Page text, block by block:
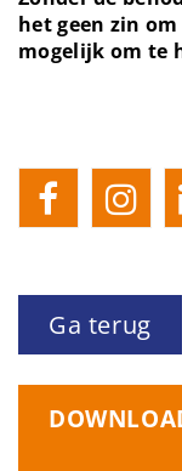
het geen zin
mogelijk om te
Ga terug